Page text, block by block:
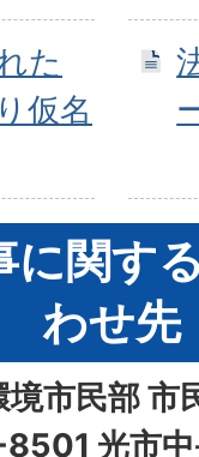
た
仮名
に関す
わせ先
境市民部 市
光市中